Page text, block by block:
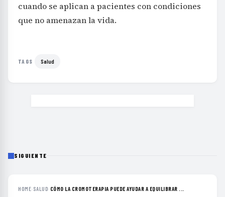
cuando se aplican a pacientes con condiciones
que no amenazan la vida.
TAGS Salud
SIGUIENTE
HOME› SALUD› CÓMO LA CROMOTERAPIA PUEDE AYUDAR A EQUILIBRAR ...